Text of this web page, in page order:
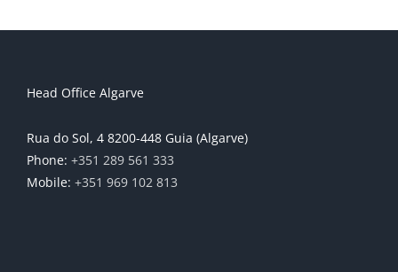
Head Office Algarve
Rua do Sol, 4 8200-448 Guia (Algarve)
Phone: +351 289 561 333
Mobile: +351 969 102 813